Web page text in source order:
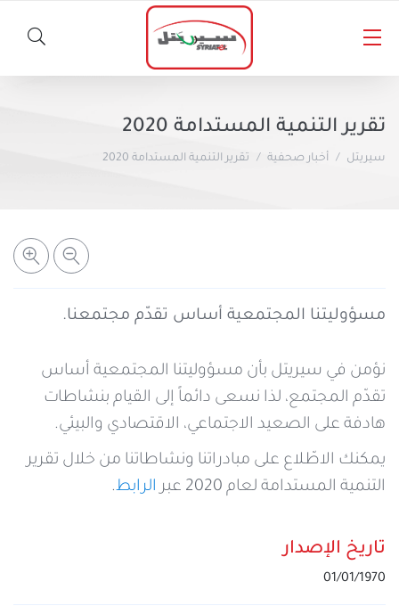
المسؤولية الاجتماعية
خطوط سيريتل
خدمات التعبئة والرصيد
خدمات التجوال
عرض المزيد
تفاصيل الخدمة
مراكز الخدمة المعتمدة
أماكن استخدام سيريتل كاش
عن سيريتل
اتصل بنا
تقرير التنمية المستدامة 2020
سيريتل أخبار صحفية تقرير التنمية المستدامة 2020
تاريخ الإصدار
01/01/1970
مسؤوليتنا المجتمعية أساس تقدّم مجتمعنا.
نؤمن في سيريتل بأن مسؤوليتنا المجتمعية أساس
تقدّم المجتمع، لذا نسعى دائماً إلى القيام بنشاطات
هادفة على الصعيد الاجتماعي، الاقتصادي والبيئي.
يمكنك الاطّلاع على مبادراتنا ونشاطاتنا من خلال تقرير
التنمية المستدامة لعام 2020 عبر
الرابط.